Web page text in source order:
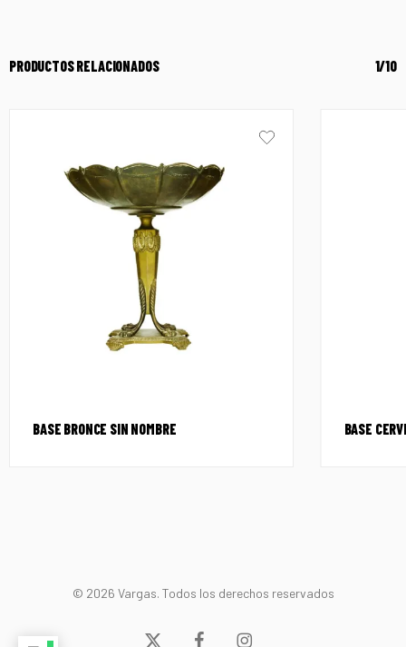
PRODUCTOS RELACIONADOS 1/10
BASE BRONCE SIN NOMBRE BASE
© 2026 Vargas. Todos los derechos reservados
x- facebookinstagram